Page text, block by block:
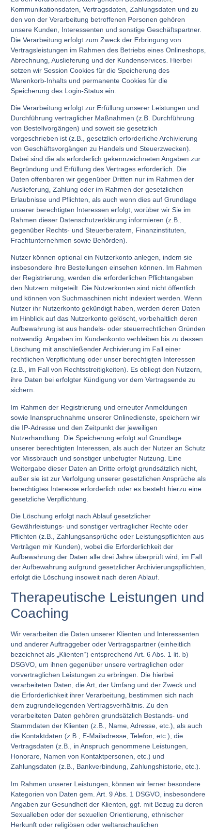
Kommunikationsdaten, Vertragsdaten, Zahlungsdaten und zu
den von der Verarbeitung betroffenen Personen gehören
unsere Kunden, Interessenten und sonstige Geschäftspartner.
Die Verarbeitung erfolgt zum Zweck der Erbringung von
Vertragsleistungen im Rahmen des Betriebs eines Onlineshops,
Abrechnung, Auslieferung und der Kundenservices. Hierbei
setzen wir Session Cookies für die Speicherung des
Warenkorb-Inhalts und permanente Cookies für die
Speicherung des Login-Status ein.
Die Verarbeitung erfolgt zur Erfüllung unserer Leistungen und
Durchführung vertraglicher Maßnahmen (z.B. Durchführung
von Bestellvorgängen) und soweit sie gesetzlich
vorgeschrieben ist (z.B., gesetzlich erforderliche Archivierung
von Geschäftsvorgängen zu Handels und Steuerzwecken).
Dabei sind die als erforderlich gekennzeichneten Angaben zur
Begründung und Erfüllung des Vertrages erforderlich. Die
Daten offenbaren wir gegenüber Dritten nur im Rahmen der
Auslieferung, Zahlung oder im Rahmen der gesetzlichen
Erlaubnisse und Pflichten, als auch wenn dies auf Grundlage
unserer berechtigten Interessen erfolgt, worüber wir Sie im
Rahmen dieser Datenschutzerklärung informieren (z.B.,
gegenüber Rechts- und Steuerberatern, Finanzinstituten,
Frachtunternehmen sowie Behörden).
Nutzer können optional ein Nutzerkonto anlegen, indem sie
insbesondere ihre Bestellungen einsehen können. Im Rahmen
der Registrierung, werden die erforderlichen Pflichtangaben
den Nutzern mitgeteilt. Die Nutzerkonten sind nicht öffentlich
und können von Suchmaschinen nicht indexiert werden. Wenn
Nutzer ihr Nutzerkonto gekündigt haben, werden deren Daten
im Hinblick auf das Nutzerkonto gelöscht, vorbehaltlich deren
Aufbewahrung ist aus handels- oder steuerrechtlichen Gründen
notwendig. Angaben im Kundenkonto verbleiben bis zu dessen
Löschung mit anschließender Archivierung im Fall einer
rechtlichen Verpflichtung oder unser berechtigten Interessen
(z.B., im Fall von Rechtsstreitigkeiten). Es obliegt den Nutzern,
ihre Daten bei erfolgter Kündigung vor dem Vertragsende zu
sichern.
Im Rahmen der Registrierung und erneuter Anmeldungen
sowie Inanspruchnahme unserer Onlinedienste, speichern wir
die IP-Adresse und den Zeitpunkt der jeweiligen
Nutzerhandlung. Die Speicherung erfolgt auf Grundlage
unserer berechtigten Interessen, als auch der Nutzer an Schutz
vor Missbrauch und sonstiger unbefugter Nutzung. Eine
Weitergabe dieser Daten an Dritte erfolgt grundsätzlich nicht,
außer sie ist zur Verfolgung unserer gesetzlichen Ansprüche als
berechtigtes Interesse erforderlich oder es besteht hierzu eine
gesetzliche Verpflichtung.
Die Löschung erfolgt nach Ablauf gesetzlicher
Gewährleistungs- und sonstiger vertraglicher Rechte oder
Pflichten (z.B., Zahlungsansprüche oder Leistungspflichten aus
Verträgen mir Kunden), wobei die Erforderlichkeit der
Aufbewahrung der Daten alle drei Jahre überprüft wird; im Fall
der Aufbewahrung aufgrund gesetzlicher Archivierungspflichten,
erfolgt die Löschung insoweit nach deren Ablauf.
Therapeutische Leistungen und
Coaching
Wir verarbeiten die Daten unserer Klienten und Interessenten
und anderer Auftraggeber oder Vertragspartner (einheitlich
bezeichnet als „Klienten“) entsprechend Art. 6 Abs. 1 lit. b)
DSGVO, um ihnen gegenüber unsere vertraglichen oder
vorvertraglichen Leistungen zu erbringen. Die hierbei
verarbeiteten Daten, die Art, der Umfang und der Zweck und
die Erforderlichkeit ihrer Verarbeitung, bestimmen sich nach
dem zugrundeliegenden Vertragsverhältnis. Zu den
verarbeiteten Daten gehören grundsätzlich Bestands- und
Stammdaten der Klienten (z.B., Name, Adresse, etc.), als auch
die Kontaktdaten (z.B., E-Mailadresse, Telefon, etc.), die
Vertragsdaten (z.B., in Anspruch genommene Leistungen,
Honorare, Namen von Kontaktpersonen, etc.) und
Zahlungsdaten (z.B., Bankverbindung, Zahlungshistorie, etc.).
Im Rahmen unserer Leistungen, können wir ferner besondere
Kategorien von Daten gem. Art. 9 Abs. 1 DSGVO, insbesondere
Angaben zur Gesundheit der Klienten, ggf. mit Bezug zu deren
Sexualleben oder der sexuellen Orientierung, ethnischer
Herkunft oder religiösen oder weltanschaulichen